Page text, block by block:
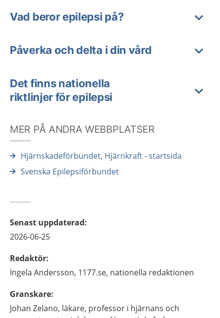
Vad beror epilepsi på?
Påverka och delta i din vård
Det finns nationella
riktlinjer för epilepsi
MER PÅ ANDRA WEBBPLATSER
Hjärnskadeförbundet, Hjärnkraft - startsida
Svenska Epilepsiförbundet
Senast uppdaterad:
2026-06-25
Redaktör:
Ingela Andersson, 1177.se, nationella redaktionen
Granskare:
Johan Zelano, läkare, professor i hjärnans och